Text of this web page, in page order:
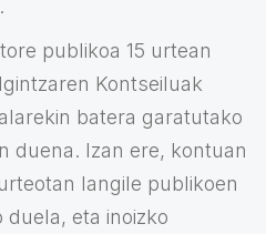
publikoa 15 urtean
Kontseiluak
batera garatutako
duena. Izan ere, kontuan
langile publikoen
eta inoizko